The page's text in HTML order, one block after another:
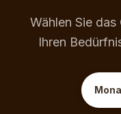
Wählen Sie
Ihren